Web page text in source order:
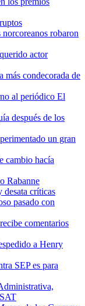
robaron
actor
más condecorada de
al periódico El
después de los
un gran
cambio hacía
Rabanne
desata críticas
pasado con
comentarios
a Henry
SEP es para